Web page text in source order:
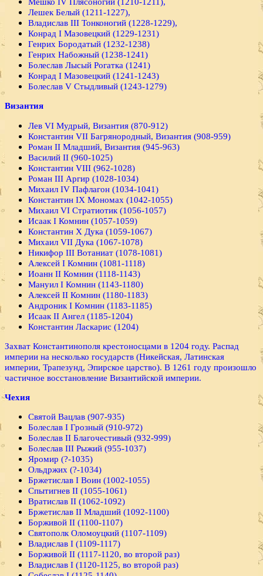
Лешек Белый (1211-1227),
Владислав III Тонконогий (1228-1229),
Конрад I Мазовецкий (1229-1231)
Генрих Бородатый (1232-1238)
Генрих Набожный (1238-1241)
Болеслав Лысый Рогатка (1241)
Конрад I Мазовецкий (1241-1243)
Болеслав V Стыдливый (1243-1279)
Византия
Лев VI Мудрый, Византия (870-912)
Константин VII Багрянородный, Византия (908-959)
Роман II Младший, Византия (945-963)
Василий II (960-1025)
Константин VIII (962-1028)
Роман III Аргир (1028-1034)
Михаил IV Пафлагон (1034-1041)
Константин IX Мономах (1042-1055)
Михаил VI Стратиотик (1056-1057)
Исаак I Комнин (1057-1059)
Константин X Дука (1059-1067)
Михаил VII Дука (1067-1078)
Никифор III Вотаниат (1078-1081)
Алексей I Комнин (1081-1118)
Иоанн II Комнин (1118-1143)
Мануил I Комнин (1143-1180)
Алексей II Комнин (1180-1183)
Андроник I Комнин (1183-1185)
Исаак II Ангел (1185-1204)
Константин Ласкарис (1204)
Захват Константинополя крестоносцами в 1204 году. Распад
империи на несколько государств (Никейская, Латинская
империи, Трапезунд, Эпирское царство). В 1261 году произошло
частичное восстановление Византийской империи.
Чехия
Святой Вацлав (907-935)
Болеслав I Грозный (910-972)
Болеслав II Благочестивый (932-999)
Болеслав III Рыжий (955-1037)
Яромир (?-1035)
Ольдржих (?-1034)
Бржетислав I Воин (1002-1055)
Спытигнев II (1055-1061)
Вратислав II (1062-1092)
Бржетислав II Младший (1092-1100)
Борживой II (1100-1107)
Святополк Оломоуцкий (1107-1109)
Владислав I (1109-1117)
Борживой II (1117-1120, во второй раз)
Владислав I (1120-1125, во второй раз)